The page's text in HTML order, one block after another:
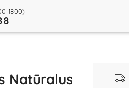
18:00)
Natūralus